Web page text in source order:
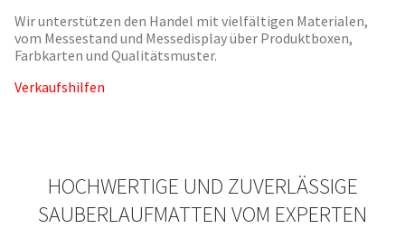
Wir unterstützen den Handel mit vielfältigen Materialen,
vom Messestand und Messedisplay über Produktboxen,
Farbkarten und Qualitätsmuster.
Verkaufshilfen
HOCHWERTIGE UND ZUVERLÄSSIGE
SAUBERLAUFMATTEN VOM EXPERTEN